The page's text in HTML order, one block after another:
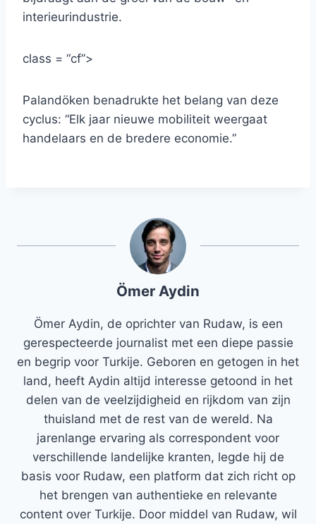
interieurindustrie.
class = “cf”>
Palandöken benadrukte het belang van deze
cyclus: “Elk jaar nieuwe mobiliteit weergaat
handelaars en de bredere economie.”
Ömer Aydin
Ömer Aydin, de oprichter van Rudaw, is een
gerespecteerde journalist met een diepe passie
en begrip voor Turkije. Geboren en getogen in het
land, heeft Aydin altijd interesse getoond in het
delen van de veelzijdigheid en rijkdom van zijn
thuisland met de rest van de wereld. Na
jarenlange ervaring als correspondent voor
verschillende landelijke kranten, legde hij de
basis voor Rudaw, een platform dat zich richt op
het brengen van authentieke en relevante
content over Turkije. Door middel van Rudaw, wil